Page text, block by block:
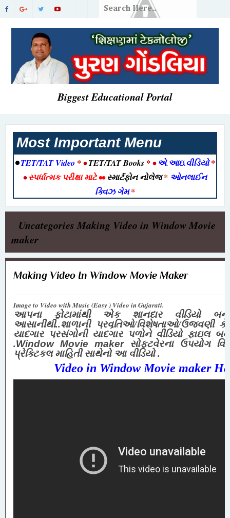
Biggest Educational Portal
Most Important Menu
•TET/TAT Video * •TET/TAT Books * •એ.આઇ.વીડિયો*
•સ્પર્ધાત્મક પરીક્ષા માટે••સ્માર્ટફોન નોલેજ* ઓનલાઈન
ક્વિઝ ગેમ*
Uncategories Making Video in Window Movie
maker
Making Video In Window Movie Maker
Image to Video with Music (Easy ) Video in Gujarati.
આપના ફોટામાંથી એક શાનદાર વીડિયો
આસાનીથી..શાળાની પ્રવૃતિઓ/વિશેષતાઓ/ઉજવણી
યાદગાર પ્રસંગોની યાદગાર પળોને વીડિયો ફાઇલ
.Window Movie maker સોફ્ટવેરના ઉપયોગ
પ્રેક્ટિકલ માહિતી સાથેનો આ વીડિયો .
Video in Window Movie maker